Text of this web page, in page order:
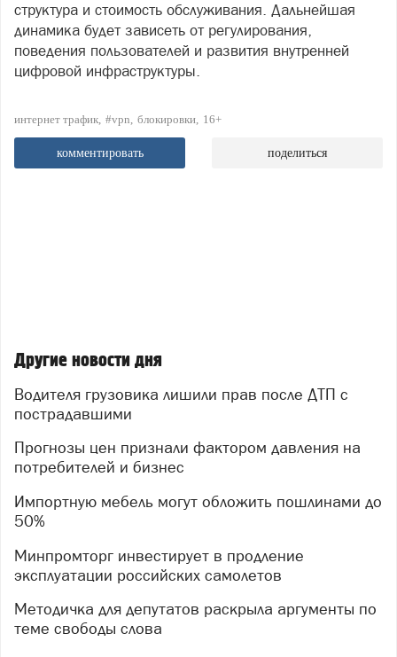
структура и стоимость обслуживания. Дальнейшая
динамика будет зависеть от регулирования,
поведения пользователей и развития внутренней
цифровой инфраструктуры.
интернет трафик #vpn блокировки 16+
комментировать поделиться
Другие новости дня
Водителя грузовика лишили прав после ДТП с
пострадавшими
Прогнозы цен признали фактором давления на
потребителей и бизнес
Импортную мебель могут обложить пошлинами до
50%
Минпромторг инвестирует в продление
эксплуатации российских самолетов
Методичка для депутатов раскрыла аргументы по
теме свободы слова